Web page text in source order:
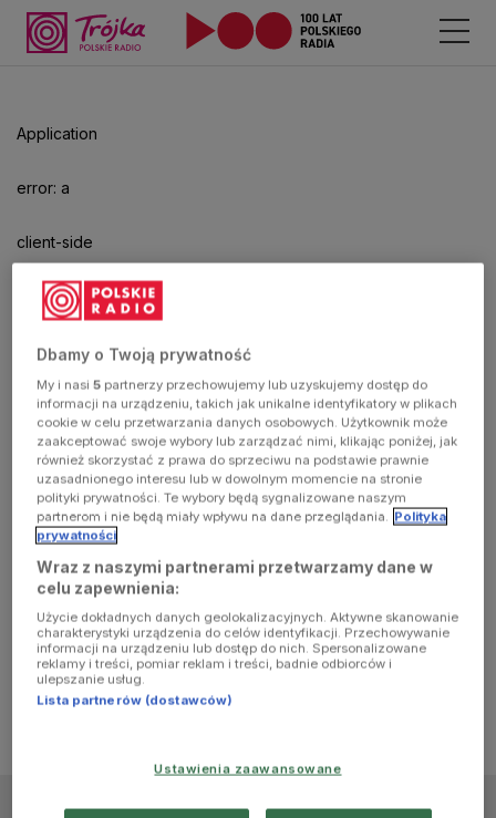
Application
error: a
client-side
exception
has
occurred
(see the
browser
console for
more
information)
Dbamy o Twoją prywatność
My i nasi5 partnerzy przechowujemy lub uzyskujemy dostęp do
informacji na urządzeniu, takich jak unikalne identyfikatory w plikach
cookie w celu przetwarzania danych osobowych. Użytkownik może
zaakceptować swoje wybory lub zarządzać nimi, klikając poniżej, jak
również skorzystać z prawa do sprzeciwu na podstawie prawnie
uzasadnionego interesu lub w dowolnym momencie na stronie
polityki prywatności. Te wybory będą sygnalizowane naszym
partnerom i nie będą miały wpływu na dane przeglądania. Polityka
prywatności
Wraz z naszymi partnerami przetwarzamy dane w
celu zapewnienia:
Użycie dokładnych danych geolokalizacyjnych. Aktywne skanowanie
charakterystyki urządzenia do celów identyfikacji. Przechowywanie
informacji na urządzeniu lub dostęp do nich. Spersonalizowane
reklamy i treści, pomiar reklam i treści, badnie odbiorców i
ulepszanie usług.
Lista partnerów (dostawców)
Ustawienia zaawansowane